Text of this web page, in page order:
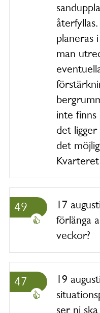
planeras
man
inte finns
det
det
49
17
förlänga
veckor?
47
19
ser ni ska